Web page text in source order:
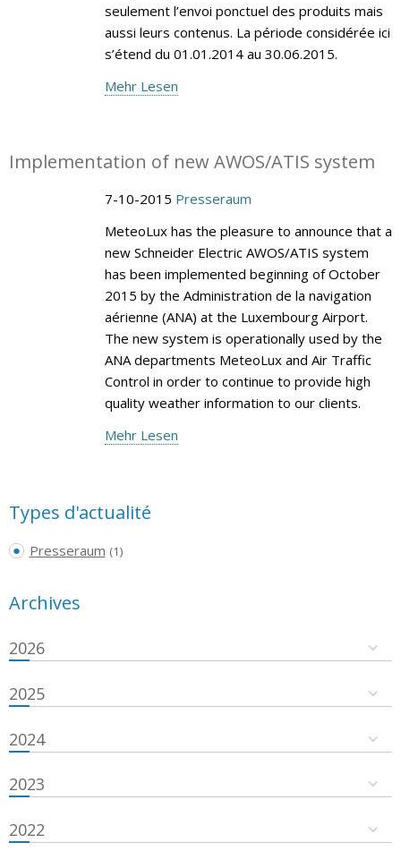
seulement l’envoi ponctuel des produits mais
aussi leurs contenus. La période considérée ici
s’étend du 01.01.2014 au 30.06.2015.
Mehr Lesen
Implementation of new AWOS/ATIS system
7-10-2015 Presseraum
MeteoLux has the pleasure to announce that a
new Schneider Electric AWOS/ATIS system
has been implemented beginning of October
2015 by the Administration de la navigation
aérienne (ANA) at the Luxembourg Airport.
The new system is operationally used by the
ANA departments MeteoLux and Air Traffic
Control in order to continue to provide high
quality weather information to our clients.
Mehr Lesen
Types d'actualité
Presseraum (1)
Archives
2026
2025
2024
2023
2022